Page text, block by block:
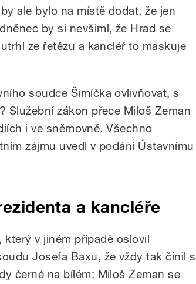
ale bylo na místě dodat, že jen
by si nevšiml, že Hrad se
ze řetězu a kancléř to maskuje
soudce Šimíčka ovlivňovat, s
Služební zákon přece Miloš Zeman
i ve sněmovně. Všechno
zájmu uvedl v podání Ústavnímu
a kancléře
který v jiném případě oslovil
Josefa Baxu, že vždy tak činil s
černé na bílém: Miloš Zeman se